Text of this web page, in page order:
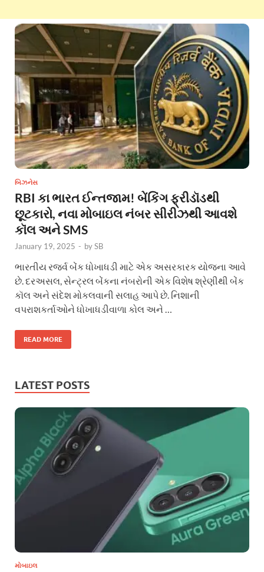
બિઝનેસ
RBI કા ભારત ઈન્તજામ! બેંકિંગ ફ્રીડૉડથી
છૂટકારો, નવા મોબાઇલ નંબર સીરીઝથી આવશે
કૉલ અને SMS
January 19, 2025 - bySB
ભારતીય રજર્વ બેંક ધોખાધડી માટે એક અસરકારક યોજના આવે
છે. દરઅસલ, સેન્ટ્રલ બેંકના નંબરોની એક વિશેષ શ્રેણીથી બેંક
કૉલ અને સંદેશ મોકલવાની સલાહ આપે છે. નિશાની
વપરાશકર્તાઓને ધોખાધડીવાળા કોલ અને …
READ MORE
LATEST POSTS
મોબાઇલ